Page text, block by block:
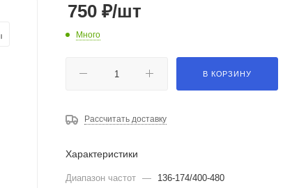
750 ₽/шт
Много
В КОРЗИНУ
Рассчитать доставку
Характеристики
Диапазон частот —
136-174/400-480